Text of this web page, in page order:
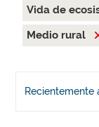
Vida de
Medio rural
Recientemente